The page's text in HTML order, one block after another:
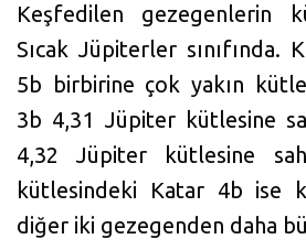
Keşfedilen gezegenlerin
Sıcak Jüpiterler sınıfında.
5b birbirine çok yakın
3b 4,31 Jüpiter kütlesine
4,32 Jüpiter kütlesine
kütlesindeki Katar 4b ise
diğer iki gezegenden daha